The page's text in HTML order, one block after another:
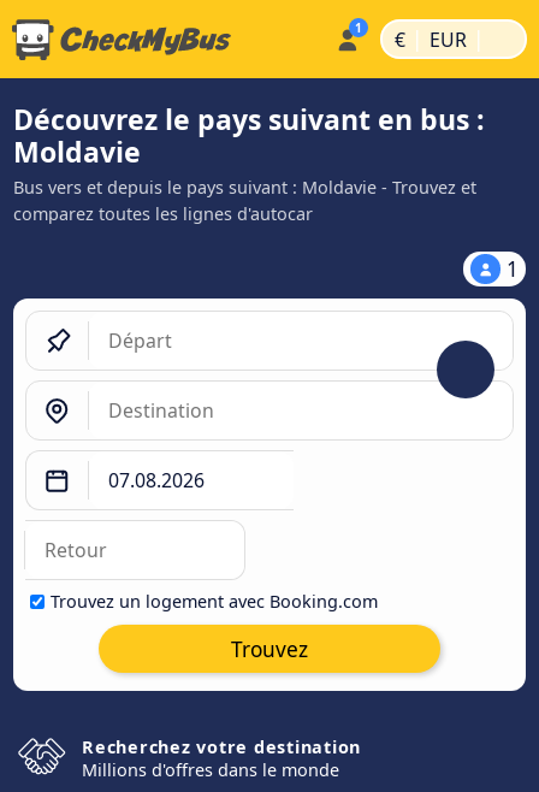
€ | EUR |
Découvrez le pays suivant en bus :
Moldavie
Bus vers et depuis le pays suivant : Moldavie - Trouvez et
comparez toutes les lignes d'autocar
1
Trouvez un logement avec Booking.com
Trouvez
Recherchez votre destination
Millions d'offres dans le monde